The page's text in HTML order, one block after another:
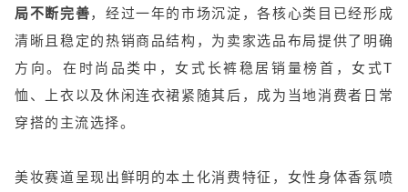
局不断完善，经过一年的市场沉淀，各核心类目已经形成
清晰且稳定的热销商品结构，为卖家选品布局提供了明确
方向。在时尚品类中，女式长裤稳居销量榜首，女式T
恤、上衣以及休闲连衣裙紧随其后，成为当地消费者日常
穿搭的主流选择。
美妆赛道呈现出鲜明的本土化消费特征，女性身体香氛喷